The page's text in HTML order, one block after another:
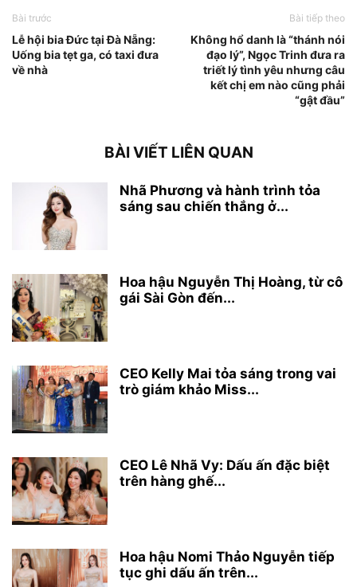
Bài trước
Lễ hội bia Đức tại Đà Nẵng:
Uống bia tẹt ga, có taxi đưa
về nhà
Bài tiếp theo
Không hổ danh là “thánh nói
đạo lý”, Ngọc Trinh đưa ra
triết lý tình yêu nhưng câu
kết chị em nào cũng phải
“gật đầu”
BÀI VIẾT LIÊN QUAN
Nhã Phương và hành trình tỏa
sáng sau chiến thắng ở...
Hoa hậu Nguyễn Thị Hoàng, từ cô
gái Sài Gòn đến...
CEO Kelly Mai tỏa sáng trong vai
trò giám khảo Miss...
CEO Lê Nhã Vy: Dấu ấn đặc biệt
trên hàng ghế...
Hoa hậu Nomi Thảo Nguyễn tiếp
tục ghi dấu ấn trên...